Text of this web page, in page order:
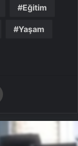
Eğitim
Yaşam